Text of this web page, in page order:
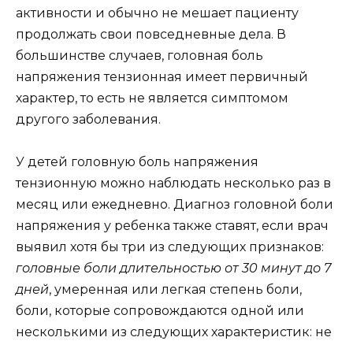
активности и обычно не мешает пациенту
продолжать свои повседневные дела. В
большинстве случаев, головная боль
напряжения тензионная имеет первичный
характер, то есть не является симптомом
другого заболевания.
У детей головную боль напряжения
тензионную можно наблюдать несколько раз в
месяц или ежедневно. Диагноз головной боли
напряжения у ребенка также ставят, если врач
выявил хотя бы три из следующих признаков:
головные боли длительностью от 30 минут до 7
дней, умеренная или легкая степень боли,
боли, которые сопровождаются одной или
несколькими из следующих характеристик: не